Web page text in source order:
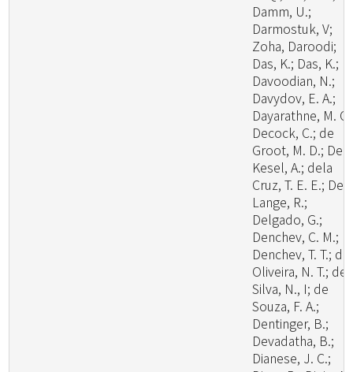
Damm, U.;
Darmostuk, V;
Zoha, Daroodi;
Das, K.; Das, K.;
Davoodian, N.;
Davydov, E. A.;
Dayarathne, M.
Decock, C.; de
Groot, M. D.; De
Kesel, A.; dela
Cruz, T. E. E.; De
Lange, R.;
Delgado, G.;
Denchev, C. M.;
Denchev, T. T.; de
Oliveira, N. T.; de
Silva, N., I; de
Souza, F. A.;
Dentinger, B.;
Devadatha, B.;
Dianese, J. C.;